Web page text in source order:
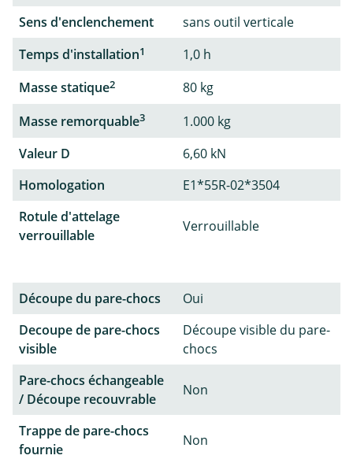
Sens d'enclenchement
sans outil verticale
Temps d'installation1
1,0 h
Masse statique2
80 kg
Masse remorquable3
1.000 kg
Valeur D
6,60 kN
Homologation
E1*55R-02*3504
Rotule d'attelage
verrouillable
Verrouillable
Découpe du pare-chocs
Oui
Decoupe de pare-chocs
visible
Découpe visible du pare-
chocs
Pare-chocs échangeable
/ Découpe recouvrable
Non
Trappe de pare-chocs
fournie
Non